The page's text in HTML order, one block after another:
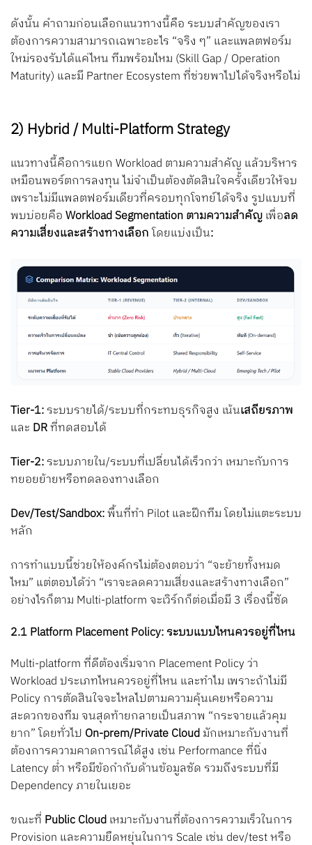
ดังนั้น คำถามก่อนเลือกแนวทางนี้คือ ระบบสำคัญของเรา
ต้องการความสามารถเฉพาะอะไร “จริง ๆ” และแพลตฟอร์ม
ใหม่รองรับได้แค่ไหน ทีมพร้อมไหม (Skill Gap / Operation
Maturity) และมี Partner Ecosystem ที่ช่วยพาไปได้จริงหรือไม่
2) Hybrid / Multi-Platform Strategy
แนวทางนี้คือการแยก Workload ตามความสำคัญ แล้วบริหาร
เหมือนพอร์ตการลงทุน ไม่จำเป็นต้องตัดสินใจครั้งเดียวให้จบ
เพราะไม่มีแพลตฟอร์มเดียวที่ครอบทุกโจทย์ได้จริง รูปแบบที่
พบบ่อยคือWorkload Segmentation ตามความสำคัญเพื่อลด
ความเสี่ยงและสร้างทางเลือกโดยแบ่งเป็น:
Tier-1:ระบบรายได้/ระบบที่กระทบธุรกิจสูง เน้นเสถียรภาพ
และ DRที่ทดสอบได้
Tier-2:ระบบภายใน/ระบบที่เปลี่ยนได้เร็วกว่า เหมาะกับการ
ทยอยย้ายหรือทดลองทางเลือก
Dev/Test/Sandbox:พื้นที่ทำ Pilot และฝึกทีม โดยไม่แตะระบบ
หลัก
การทำแบบนี้ช่วยให้องค์กรไม่ต้องตอบว่า “จะย้ายทั้งหมด
ไหม” แต่ตอบได้ว่า “เราจะลดความเสี่ยงและสร้างทางเลือก”
อย่างไรก็ตาม Multi-platform จะเวิร์กก็ต่อเมื่อมี 3 เรื่องนี้ชัด
2.1 Platform Placement Policy: ระบบแบบไหนควรอยู่ที่ไหน
Multi-platform ที่ดีต้องเริ่มจาก Placement Policy ว่า
Workload ประเภทไหนควรอยู่ที่ไหน และทำไม เพราะถ้าไม่มี
Policy การตัดสินใจจะไหลไปตามความคุ้นเคยหรือความ
สะดวกของทีม จนสุดท้ายกลายเป็นสภาพ “กระจายแล้วคุม
ยาก”โดยทั่วไป On-prem/Private Cloudมักเหมาะกับงานที่
ต้องการความคาดการณ์ได้สูง เช่น Performance ที่นิ่ง
Latency ต่ำ หรือมีข้อกำกับด้านข้อมูลชัด รวมถึงระบบที่มี
Dependency ภายในเยอะ
ขณะที่ Public Cloudเหมาะกับงานที่ต้องการความเร็วในการ
Provision และความยืดหยุ่นในการ Scale เช่น dev/test หรือ